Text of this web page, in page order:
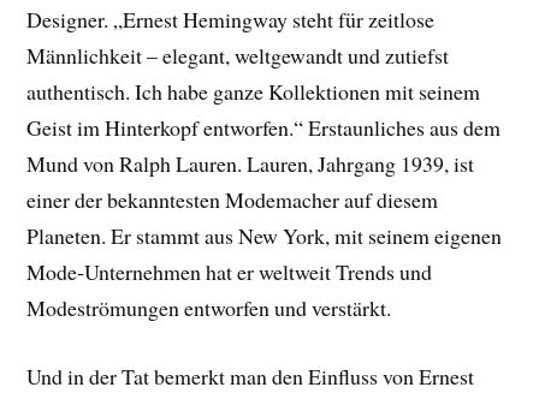
Designer. „Ernest Hemingway steht für zeitlose
Männlichkeit – elegant, weltgewandt und zutiefst
authentisch. Ich habe ganze Kollektionen mit seinem
Geist im Hinterkopf entworfen.“ Erstaunliches aus dem
Mund von Ralph Lauren. Lauren, Jahrgang 1939, ist
einer der bekanntesten Modemacher auf diesem
Planeten. Er stammt aus New York, mit seinem eigenen
Mode-Unternehmen hat er weltweit Trends und
Modeströmungen entworfen und verstärkt.
Und in der Tat bemerkt man den Einfluss von Ernest